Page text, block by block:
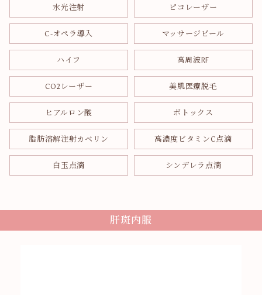
水光注射 ピコレーザー
C-オペラ導入 マッサージピール
ハイフ 高周波RF
CO2レーザー 美肌医療脱毛
ヒアルロン酸 ボトックス
脂肪溶解注射カベリン 高濃度ビタミンC点滴
白玉点滴 シンデレラ点滴
肝斑内服